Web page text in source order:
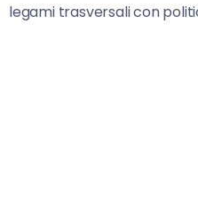
legami trasversali con